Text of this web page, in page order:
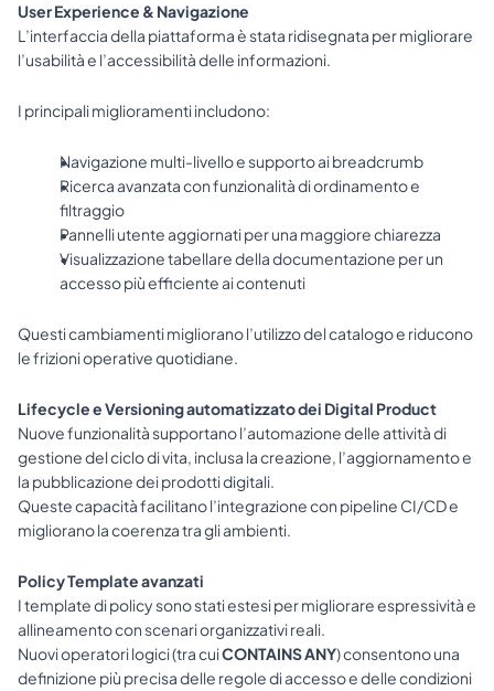
User Experience & Navigazione
L’interfaccia della piattaforma è stata ridisegnata per migliorare
l’usabilità e l’accessibilità delle informazioni.
I principali miglioramenti includono:
Navigazione multi-livello e supporto ai breadcrumb
Ricerca avanzata con funzionalità di ordinamento e
filtraggio
Pannelli utente aggiornati per una maggiore chiarezza
Visualizzazione tabellare della documentazione per un
accesso più efficiente ai contenuti
Questi cambiamenti migliorano l’utilizzo del catalogo e riducono
le frizioni operative quotidiane.
Lifecycle e Versioning automatizzato dei Digital Product
Nuove funzionalità supportano l’automazione delle attività di
gestione del ciclo di vita, inclusa la creazione, l’aggiornamento e
la pubblicazione dei prodotti digitali.
Queste capacità facilitano l’integrazione con pipeline CI/CD e
migliorano la coerenza tra gli ambienti.
Policy Template avanzati
I template di policy sono stati estesi per migliorare espressività e
allineamento con scenari organizzativi reali.
Nuovi operatori logici (tra cui CONTAINS ANY) consentono una
definizione più precisa delle regole di accesso e delle condizioni